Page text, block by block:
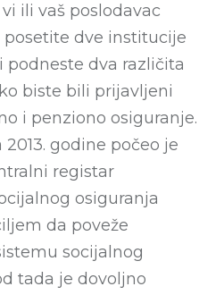
vi ili vaš poslodavac
posetite dve institucije
podneste dva različita
biste bili prijavljeni
i penziono osiguranje.
godine počeo je
registar
osiguranja
da poveže
socijalnog
tada je dovoljno